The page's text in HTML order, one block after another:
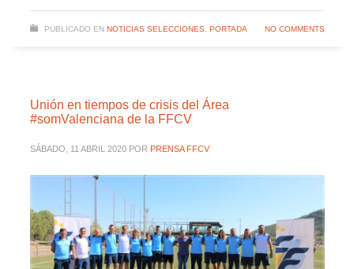
PUBLICADO EN NOTICIAS SELECCIONES, PORTADA NO COMMENTS
Unión en tiempos de crisis del Área
#somValenciana de la FFCV
SÁBADO, 11 ABRIL 2020 POR PRENSA FFCV